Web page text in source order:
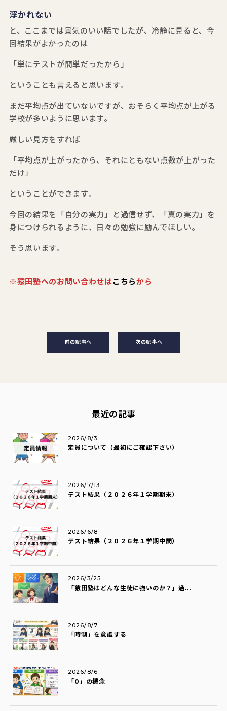
浮かれない
と、ここまでは景気のいい話でしたが、冷静に見ると、今
回結果がよかったのは
「単にテストが簡単だったから」
ということも言えると思います。
まだ平均点が出ていないですが、おそらく平均点が上がる
学校が多いように思います。
厳しい見方をすれば
「平均点が上がったから、それにともない点数が上がった
だけ」
ということができます。
今回の結果を「自分の実力」と過信せず、「真の実力」を
身につけられるように、日々の勉強に励んでほしい。
そう思います。
※猿田塾へのお問い合わせは こちらから
前の記事へ 次の記事へ
最近の記事
定員について（最初にご確認下さい）
2026/8/3
テスト結果（２０２６年１学期期末）
2026/7/13
テスト結果（２０２６年１学期中間）
2026/6/8
「猿田塾はどんな生徒に強いのか？」過...
2026/3/25
「時制」を意識する
2026/8/7
「0」の概念
2026/8/6